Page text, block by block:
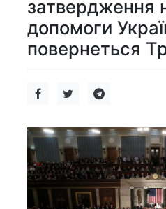
затвердження
допомоги
повернеться